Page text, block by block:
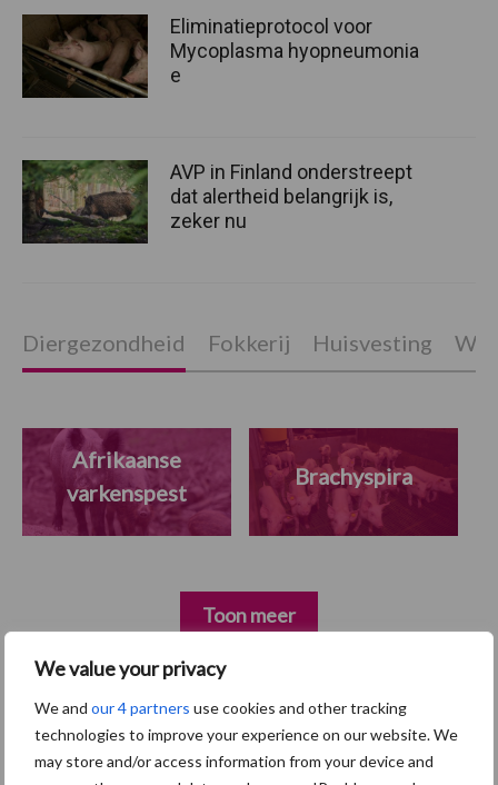
We value your privacy
We and our 4 partners use cookies and other tracking
technologies to improve your experience on our website. We
may store and/or access information from your device and
Primaire
Sidebar
Recent nieuws Partner nieuws
Eliminatieprotocol voor
Mycoplasma hyopneumonia
e
AVP in Finland onderstreept
dat alertheid belangrijk is,
zeker nu
Diergezondheid Fokkerij Huisvesting
Afrikaanse
varkenspest
Brachyspira
Toon meer